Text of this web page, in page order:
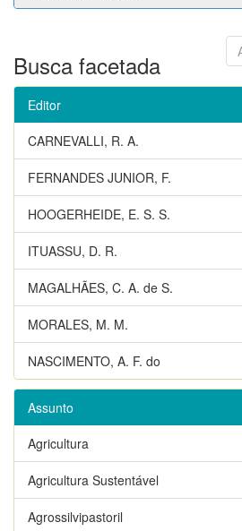
Busca facetada
Editor
CARNEVALLI, R. A.
FERNANDES JUNIOR, F.
HOOGERHEIDE, E. S. S.
ITUASSU, D. R.
MAGALHÃES, C. A. de S.
MORALES, M. M.
NASCIMENTO, A. F. do
Assunto
Agricultura
Agricultura Sustentável
Agrossilvipastoril